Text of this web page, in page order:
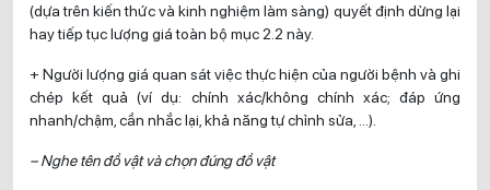
(dựa trên kiến thức và kinh nghiệm làm sàng) quyết định dừng lại
hay tiếp tục lượng giá toàn bộ mục 2.2 này.
+ Người lượng giá quan sát việc thực hiện của người bệnh và ghi
chép kết quả (ví dụ: chính xác/không chính xác; đáp ứng
nhanh/chậm, cần nhắc lại, khả năng tự chỉnh sửa, …).
– Nghe tên đồ vật và chọn đúng đồ vật